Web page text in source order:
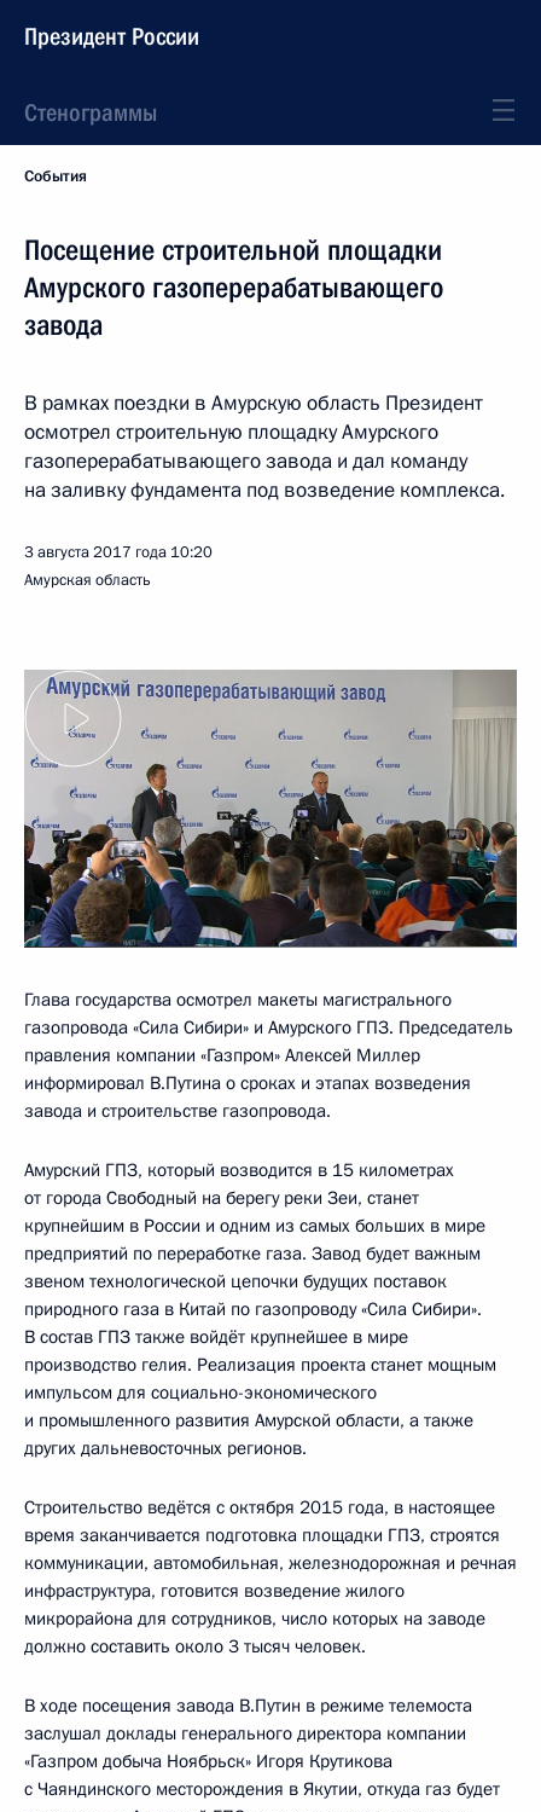
Президент России
Стенограммы
События
Посещение строительной площадки
Амурского газоперерабатывающего
завода
В рамках поездки в Амурскую область Президент
осмотрел строительную площадку Амурского
газоперерабатывающего завода и дал команду
на заливку фундамента под возведение комплекса.
3 августа 2017 года 10:20
Амурская область
Глава государства осмотрел макеты магистрального
газопровода «Сила Сибири» и Амурского ГПЗ. Председатель
правления компании «Газпром» Алексей Миллер
информировал В.Путина о сроках и этапах возведения
завода и строительстве газопровода.
Амурский ГПЗ, который возводится в 15 километрах
от города Свободный на берегу реки Зеи, станет
крупнейшим в России и одним из самых больших в мире
предприятий по переработке газа. Завод будет важным
звеном технологической цепочки будущих поставок
природного газа в Китай по газопроводу «Сила Сибири».
В состав ГПЗ также войдёт крупнейшее в мире
производство гелия. Реализация проекта станет мощным
импульсом для социально-экономического
и промышленного развития Амурской области, а также
других дальневосточных регионов.
Строительство ведётся с октября 2015 года, в настоящее
время заканчивается подготовка площадки ГПЗ, строятся
коммуникации, автомобильная, железнодорожная и речная
инфраструктура, готовится возведение жилого
микрорайона для сотрудников, число которых на заводе
должно составить около 3 тысяч человек.
В ходе посещения завода В.Путин в режиме телемоста
заслушал доклады генерального директора компании
«Газпром добыча Ноябрьск» Игоря Крутикова
с Чаяндинского месторождения в Якутии, откуда газ будет